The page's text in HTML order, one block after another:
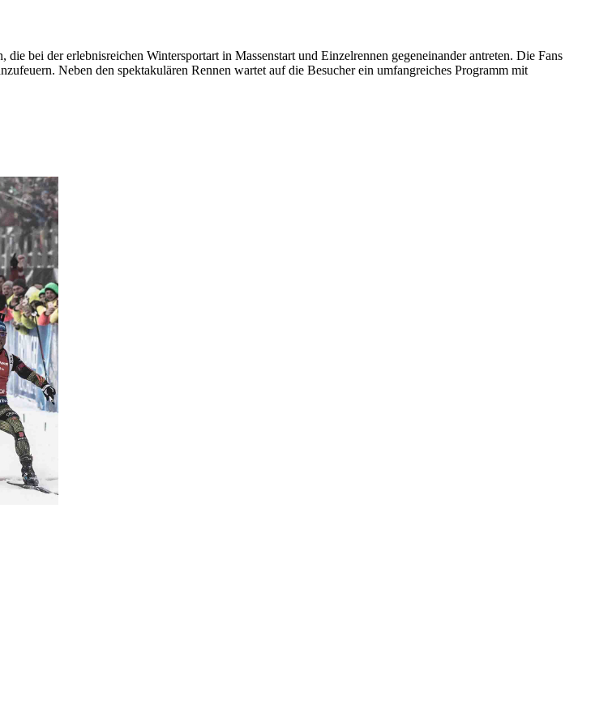
bei der erlebnisreichen Wintersportart in Massenstart und Einzelrennen gegeneinander antreten. Die Fans
Neben den spektakulären Rennen wartet auf die Besucher ein umfangreiches Programm mit